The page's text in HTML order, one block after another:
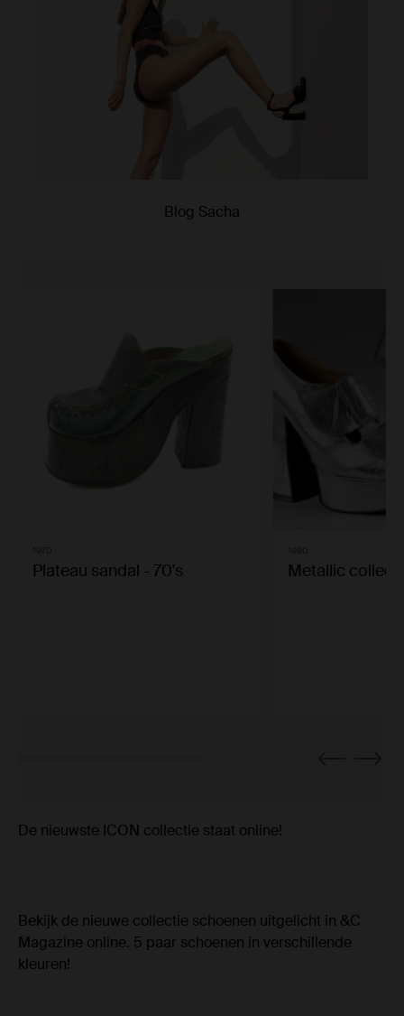
Blog Sacha
Plateau sandal - 70's Metallic
De nieuwste ICON collectie staat online!
Bekijk de nieuwe collectie schoenen uitgelicht in &C
Magazine online. 5 paar schoenen in verschillende
kleuren!